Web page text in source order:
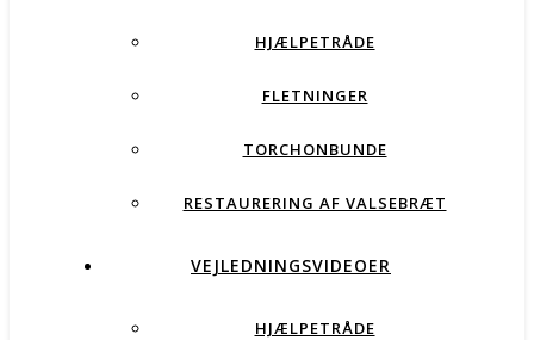
HJÆLPETRÅDE
FLETNINGER
TORCHONBUNDE
RESTAURERING AF VALSEBRÆT
VEJLEDNINGSVIDEOER
HJÆLPETRÅDE